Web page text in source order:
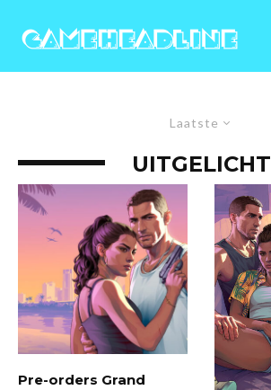
Laatste
UITGELICHT
Pre-orders Grand